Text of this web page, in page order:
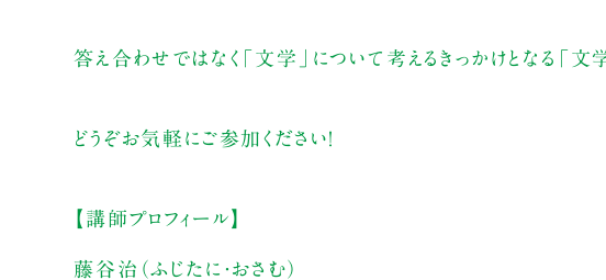
答え合わせではなく「文学」について考えるきっかけとなる「文
どうぞお気軽にご参加ください！
【講師プロフィール】
藤谷治（ふじたに・おさむ）